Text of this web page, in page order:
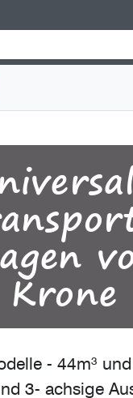
Krone
- 44m³
3- achsige